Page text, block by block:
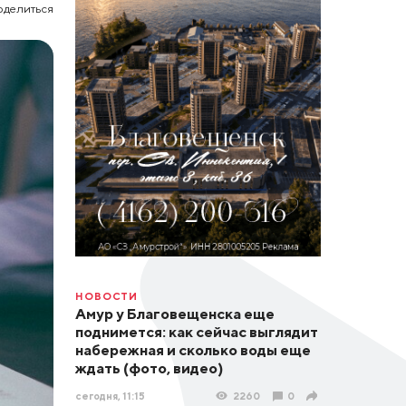
НОВОСТИ
Амур у Благовещенска еще
поднимется: как сейчас выглядит
набережная и сколько воды еще
ждать (фото, видео)
сегодня, 11:15 2260 0